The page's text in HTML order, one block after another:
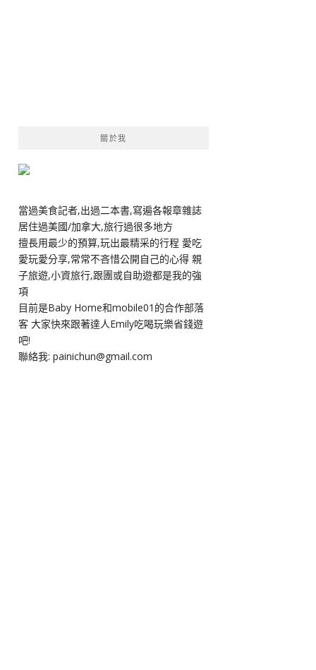
關於我
當過美食記者,出過二本書,寫遍各報章雜誌
居住過美國/加拿大,旅行過很多地方
擅長用最少的預算,玩出最精采的行程 愛吃
愛玩愛分享,常常不吝惜公開自己的心得 親
子旅遊,小資旅行,跟團或自助遊都是我的強
項
目前是Baby Home和mobile01的合作部落
客 大家快來跟著達人Emily吃喝玩樂省錢遊
吧!
聯絡我: painichun@gmail.com